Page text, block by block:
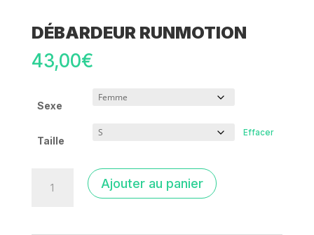
DÉBARDEUR RUNMOTION
43,00€
Sexe
Taille
Effacer
Ajouter au panier